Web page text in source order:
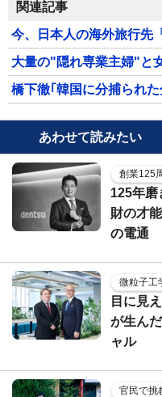
関連記事
今、日本人の海外旅行先
大量の"隠れ専業主婦"と
橋下徹｢韓国に分捕られ
あわせて読みたい
創業125
125年磨
財の才
の電通
微粒子工
目に見
が生ん
ャル
官民で挑